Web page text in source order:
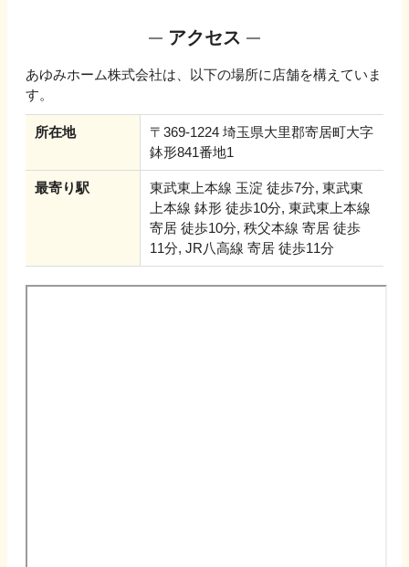
アクセス
あゆみホーム株式会社は、以下の場所に店舗を構えていま
す。
所在地
〒369-1224 埼玉県大里郡寄居町大字
鉢形841番地1
最寄り駅
東武東上本線 玉淀 徒歩7分, 東武東
上本線 鉢形 徒歩10分, 東武東上本線
寄居 徒歩10分, 秩父本線 寄居 徒歩
11分, JR八高線 寄居 徒歩11分